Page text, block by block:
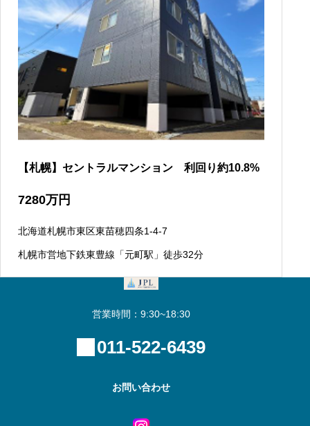
【札幌】セントラルマンション 利回り約10.8%
7280万円
北海道札幌市東区東苗穂四条1-4-7
札幌市営地下鉄東豊線「元町駅」徒歩32分
営業時間：9:30~18:30
011-522-6439
お問い合わせ